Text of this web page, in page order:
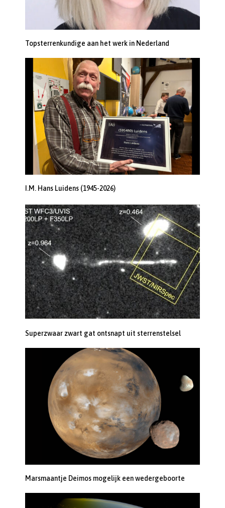
Topsterrenkundige aan het werk in Nederland
I.M. Hans Luidens (1945-2026)
Superzwaar zwart gat ontsnapt uit sterrenstelsel
Marsmaantje Deimos mogelijk een wedergeboorte